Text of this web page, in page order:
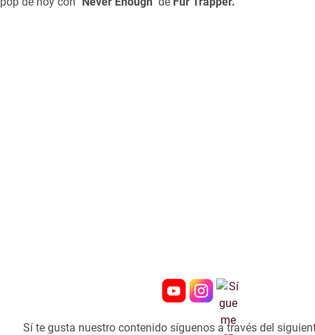
Sí te gusta nuestro contenido síguenos a través del